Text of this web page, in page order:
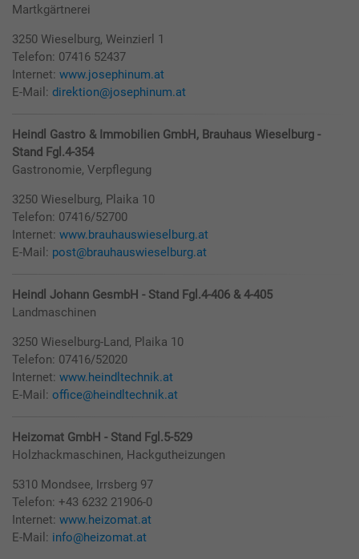
Martkgärtnerei
3250 Wieselburg, Weinzierl 1
Telefon: 07416 52437
Internet: www.josephinum.at
E-Mail: direktion@josephinum.at
Heindl Gastro & Immobilien GmbH, Brauhaus Wieselburg -
Stand Fgl.4-354
Gastronomie, Verpflegung
3250 Wieselburg, Plaika 10
Telefon: 07416/52700
Internet: www.brauhauswieselburg.at
E-Mail: post@brauhauswieselburg.at
Heindl Johann GesmbH - Stand Fgl.4-406 & 4-405
Landmaschinen
3250 Wieselburg-Land, Plaika 10
Telefon: 07416/52020
Internet: www.heindltechnik.at
E-Mail: office@heindltechnik.at
Heizomat GmbH - Stand Fgl.5-529
Holzhackmaschinen, Hackgutheizungen
5310 Mondsee, Irrsberg 97
Telefon: +43 6232 21906-0
Internet: www.heizomat.at
E-Mail: info@heizomat.at